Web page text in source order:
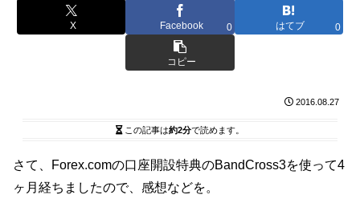
X Facebook 0 はてブ 0
コピー
2016.08.27
この記事は約2分で読めます。
さて、Forex.comの口座開設特典のBandCross3を使って4
ヶ月経ちましたので、感想などを。